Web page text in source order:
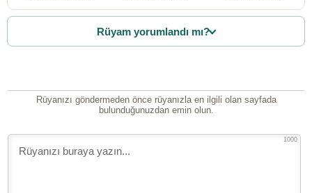
Rüyam yorumlandı mı?
Rüyanızı göndermeden önce rüyanızla en ilgili olan sayfada
bulunduğunuzdan emin olun.
1000